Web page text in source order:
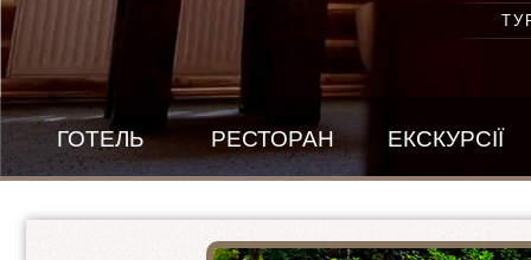
ГОТЕЛЬ
Правила проживання
РЕСТОРАН
Зала для сніданків
ЕКСКУРСІЇ